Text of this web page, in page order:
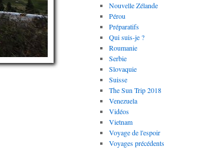
Nouvelle Zélande
Pérou
Préparatifs
Qui suis-je ?
Roumanie
Serbie
Slovaquie
Suisse
The Sun Trip 2018
Venezuela
Vidéos
Vietnam
Voyage de l'espoir
Voyages précédents